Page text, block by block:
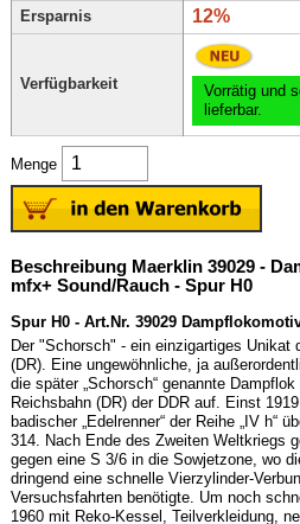
Ersparnis 12%
Verfügbarkeit
Vorrätig und
lieferbar.
Menge
Beschreibung Maerklin 39029 -
mfx+ Sound/Rauch - Spur H0
Spur H0 - Art.Nr. 39029
Der "Schorsch" - ein einzigartiges Unikat
(DR). Eine ungewöhnliche, ja
die später „Schorsch“ genannte
Reichsbahn (DR) der DDR auf. Einst
badischer „Edelrenner“ der Reihe „IV h“
314. Nach Ende des Zweiten Weltkriegs
gegen eine S 3/6 in die Sowjetzone, wo
dringend eine schnelle Vierzylinder-
Versuchsfahrten benötigte. Um noch
1960 mit Reko-Kessel, Teilverkleidung,